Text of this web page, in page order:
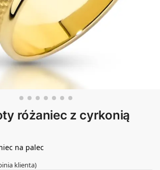
różaniec z cyrkonią
na palec
klienta)